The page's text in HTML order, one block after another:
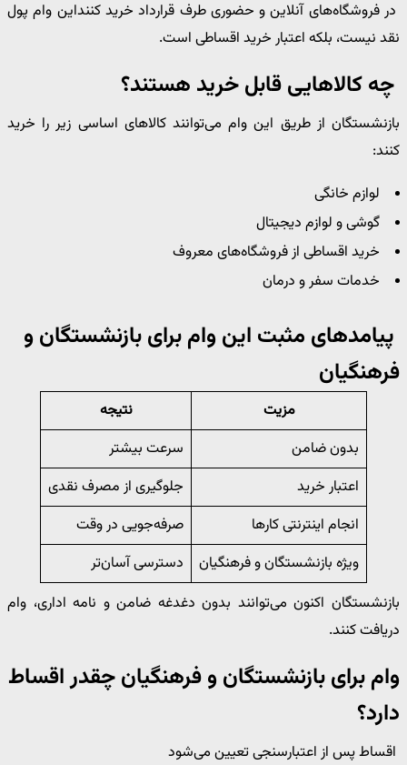
در فروشگاه‌های آنلاین و حضوری طرف قرارداد خرید کننداین وام پول
نقد نیست، بلکه اعتبار خرید اقساطی است.
چه کالاهایی قابل خرید هستند؟
بازنشستگان از طریق این وام می‌توانند کالاهای اساسی زیر را خرید
کنند:
لوازم خانگی
گوشی و لوازم دیجیتال
خرید اقساطی از فروشگاه‌های معروف
خدمات سفر و درمان
پیامدهای مثبت این وام برای بازنشستگان و
فرهنگیان
مزیت
نتیجه
بدون ضامن
سرعت بیشتر
اعتبار خرید
جلوگیری از مصرف نقدی
انجام اینترنتی کارها
صرفه‌جویی در وقت
ویژه بازنشستگان و فرهنگیان
دسترسی آسان‌تر
بازنشستگان اکنون می‌توانند بدون دغدغه ضامن و نامه اداری، وام
دریافت کنند.
وام برای بازنشستگان و فرهنگیان چقدر اقساط
دارد؟
اقساط پس از اعتبارسنجی تعیین می‌شود